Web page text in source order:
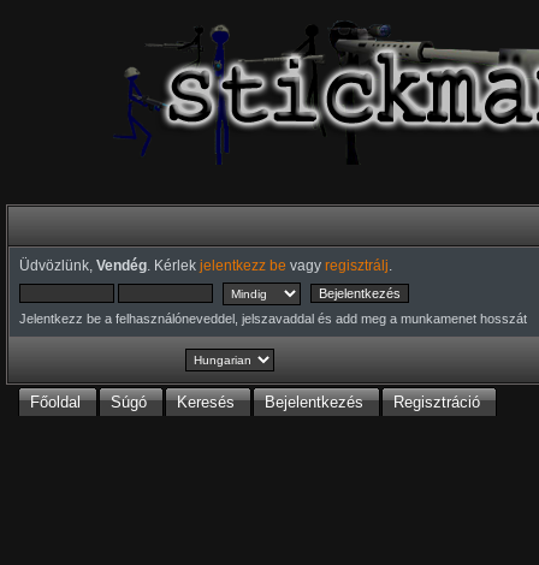
Üdvözlünk, Vendég. Kérlek jelentkezz be vagy regisztrálj
Jelentkezz be a felhasználóneveddel, jelszavaddal és add meg a munkamenet hosszát
Főoldal Súgó Keresés Bejelentkezés Regisztráció